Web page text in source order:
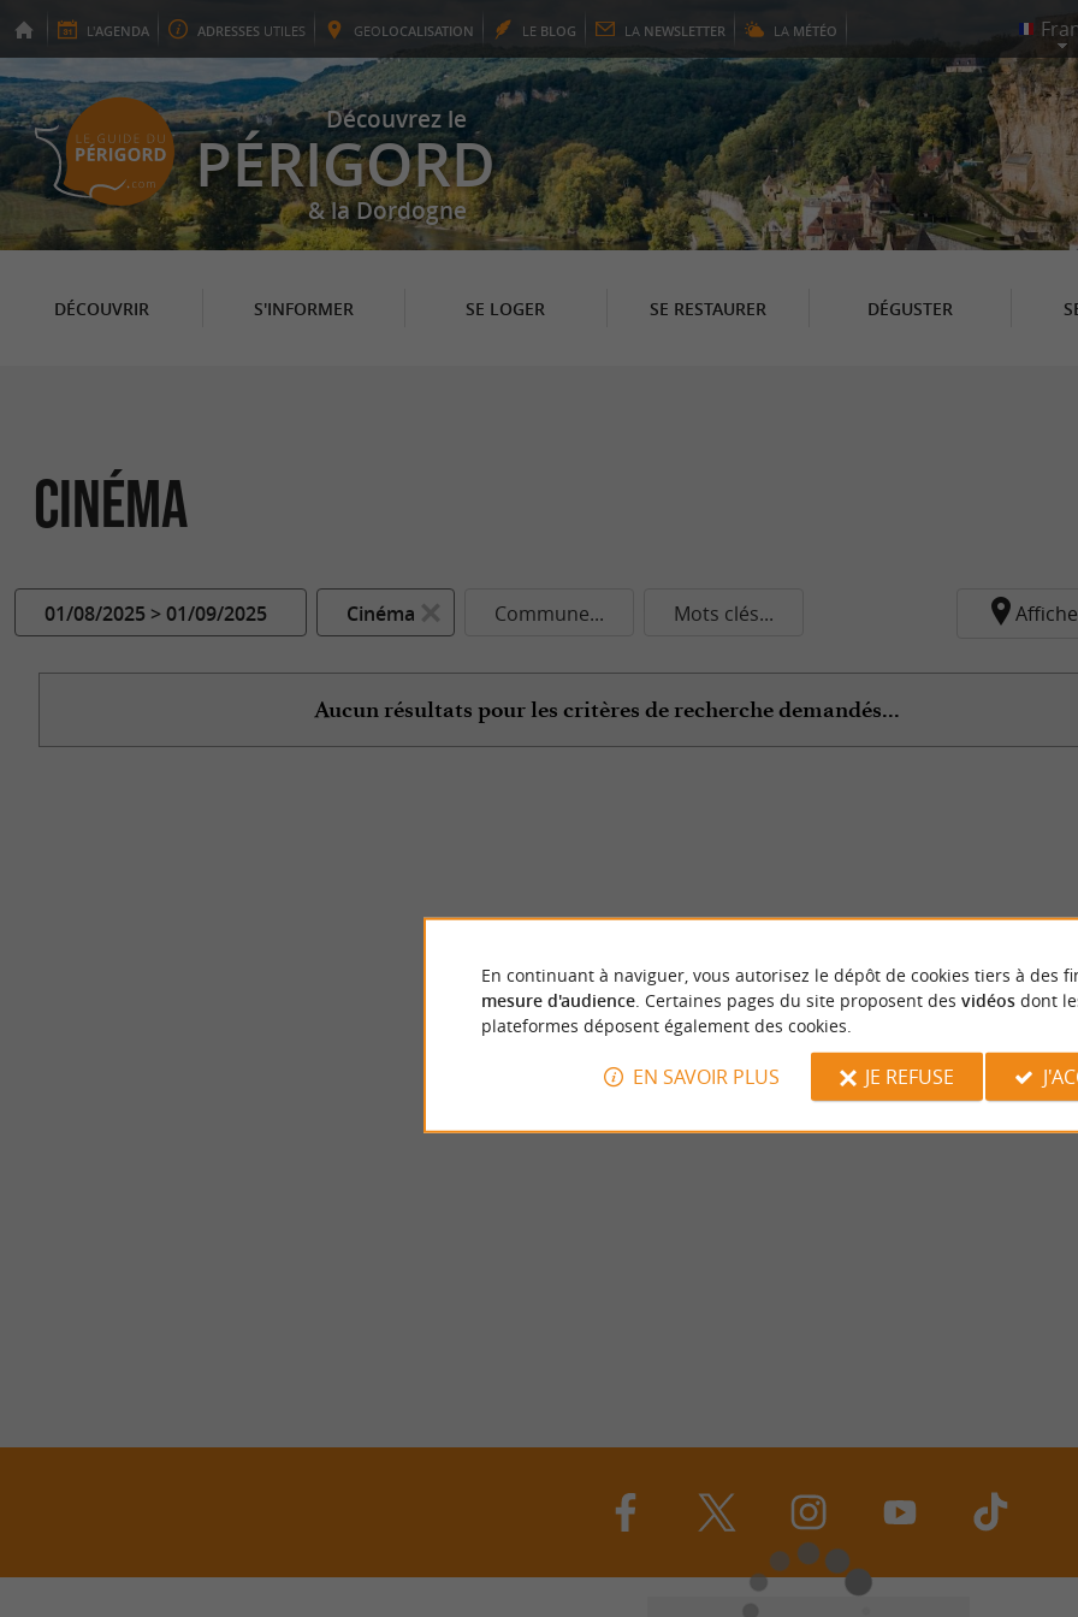
L'AGENDA ADRESSES UTILES GEOLOCALISATION LE BLOG LA NEWSLETTER LA MÉTÉO
Découvrez le
PÉRIGORD
& la Dordogne
DÉCOUVRIR S'INFORMER SE LOGER SE RESTAURER DÉGUSTER
Cinéma
01/08/2025 > 01/09/2025 Cinéma Commune... Mots clés...
Aucun résultats pour les critères de recherche demandés...
En continuant à naviguer, vous autorisez le dépôt de cookies tiers à des
mesure d'audience. Certaines pages du site proposent des vidéosdont
plateformes déposent également des cookies.
EN SAVOIR PLUS JE REFUSE